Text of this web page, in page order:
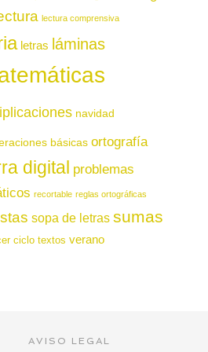
lectura comprensiva
letras láminas
navidad
básicas ortografía
digital problemas
recortable reglas ortográficas
sopa de letras sumas
ciclo textos verano
AVISO LEGAL